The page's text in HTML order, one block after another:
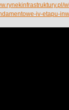
iv-etapu-